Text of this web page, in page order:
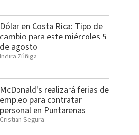
Dólar en Costa Rica: Tipo de
cambio para este miércoles 5
de agosto
Indira Zúñiga
McDonald's realizará ferias de
empleo para contratar
personal en Puntarenas
Cristian Segura